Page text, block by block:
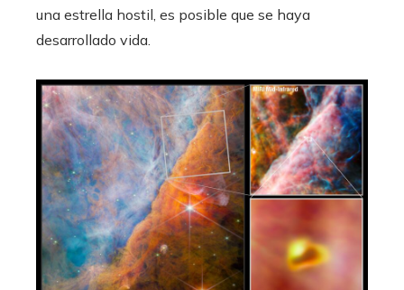
una estrella hostil, es posible que se haya
desarrollado vida.